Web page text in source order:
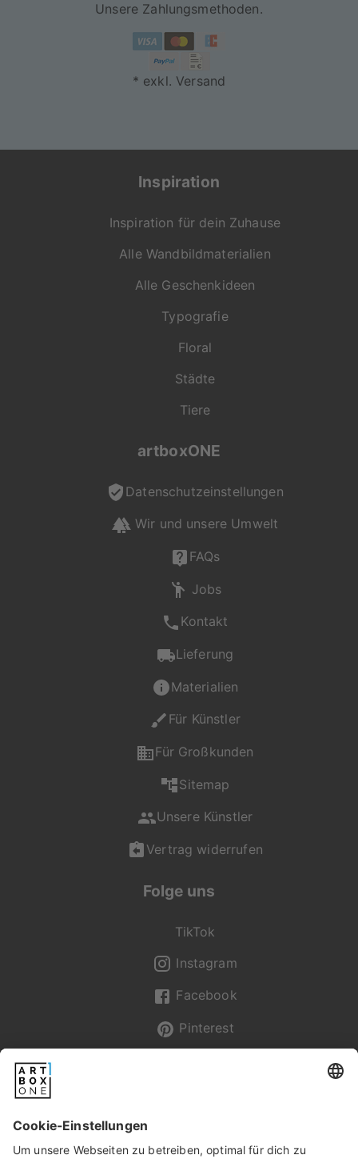
Unsere Zahlungsmethoden.
* exkl. Versand
Inspiration
Inspiration für dein Zuhause
Alle Wandbildmaterialien
Alle Geschenkideen
Typografie
Floral
Städte
Tiere
artboxONE
Datenschutzeinstellungen
Wir und unsere Umwelt
FAQs
Jobs
Kontakt
Lieferung
Materialien
Für Künstler
Für Großkunden
Sitemap
Unsere Künstler
Vertrag widerrufen
Folge uns
TikTok
Instagram
Facebook
Pinterest